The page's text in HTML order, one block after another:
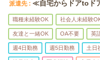
派遣先 ≪自宅からドアtoド
職種未経験OK 社会人未経験
友達と一緒OK OA不要 英
週4日勤務 週5日勤務 土日